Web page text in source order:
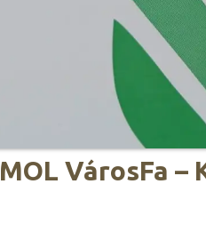
MOL VárosFa